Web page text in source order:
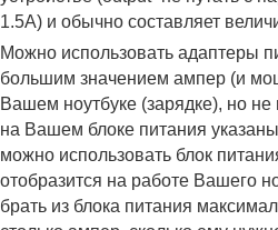
1.5A) и обычно составляет
Можно использовать адаптеры
большим значением ампер (и
Вашем ноутбуке (зарядке), но
на Вашем блоке питания
можно использовать блок
отобразится на работе Вашего
брать из блока питания